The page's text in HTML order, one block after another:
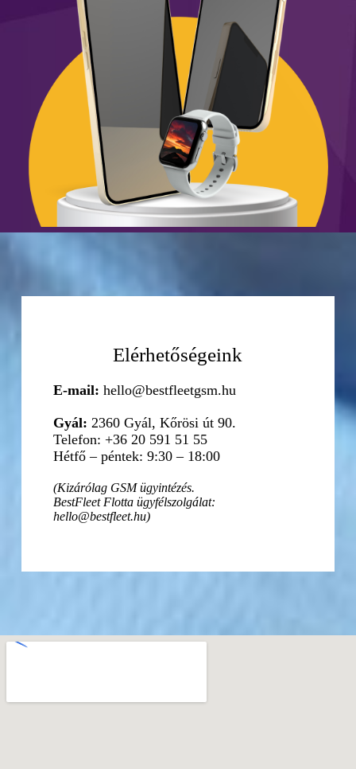
Elérhetőségeink
E-mail: hello@bestfleetgsm.hu
Gyál: 2360 Gyál, Kőrösi út 90.
Telefon: +36 20 591 51 55
Hétfő – péntek: 9:30 – 18:00
(Kizárólag GSM ügyintézés.
BestFleet Flotta ügyfélszolgálat:
hello@bestfleet.hu)